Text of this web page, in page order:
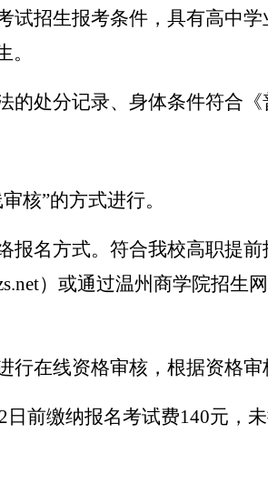
招生报考条件，具有高中
处分记录、身体条件符合《
核”的方式进行。
名方式。符合我校高职提
）或通过温州商学院招生网
行在线资格审核，根据资格审
前缴纳报名考试费140元，